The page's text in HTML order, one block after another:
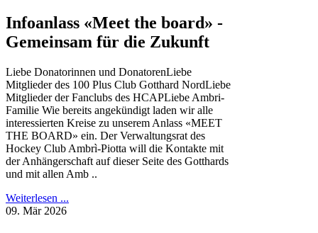
Infoanlass «Meet the board» -
Gemeinsam für die Zukunft
Liebe Donatorinnen und DonatorenLiebe
Mitglieder des 100 Plus Club Gotthard NordLiebe
Mitglieder der Fanclubs des HCAPLiebe Ambri-
Familie Wie bereits angekündigt laden wir alle
interessierten Kreise zu unserem Anlass «MEET
THE BOARD» ein. Der Verwaltungsrat des
Hockey Club Ambrì-Piotta will die Kontakte mit
der Anhängerschaft auf dieser Seite des Gotthards
und mit allen Amb ..
Weiterlesen ...
09. Mär 2026